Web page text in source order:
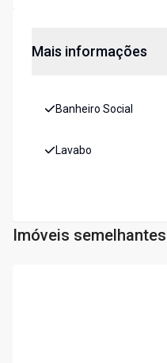
Mais informações
Banheiro Social
Lavabo
Imóveis semelhantes